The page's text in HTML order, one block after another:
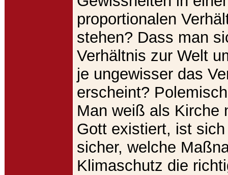
proportionalen
stehen? Dass man
Verhältnis zur Welt
je ungewisser das
erscheint?
Man weiß als Kirche
Gott existiert, ist
sicher, welche
Klimaschutz die